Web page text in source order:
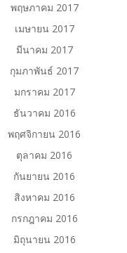
พฤษภาคม 2017
เมษายน 2017
มีนาคม 2017
กุมภาพันธ์ 2017
มกราคม 2017
ธันวาคม 2016
พฤศจิกายน 2016
ตุลาคม 2016
กันยายน 2016
สิงหาคม 2016
กรกฎาคม 2016
มิถุนายน 2016